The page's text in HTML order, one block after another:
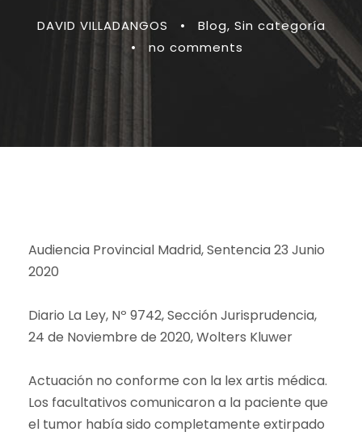
DAVID VILLADANGOS • Blog, Sin categoría
•
no comments
Audiencia Provincial Madrid, Sentencia 23 Junio
2020
Diario La Ley, Nº 9742, Sección Jurisprudencia,
24 de Noviembre de 2020, Wolters Kluwer
Actuación no conforme con la lex artis médica.
Los facultativos comunicaron a la paciente que
el tumor había sido completamente extirpado